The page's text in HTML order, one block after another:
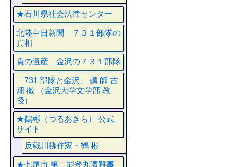
★石川県社会法律センター
北陸中日新聞 ７３１部隊の
真相
負の遺産 金沢の７３１部隊
「731 部隊と金沢」 講 師 古
畑 徹 （金沢大学文学部 教
授）
★鶴彬（つるあきら） 公式
サイト
反戦川柳作家・鶴 彬
★七尾市 第二能登丸遭難事